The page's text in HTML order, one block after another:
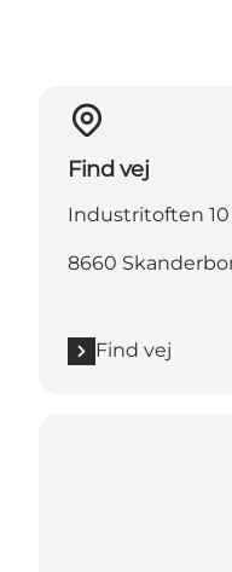
Find vej
Industritoften 10
8660
Find vej